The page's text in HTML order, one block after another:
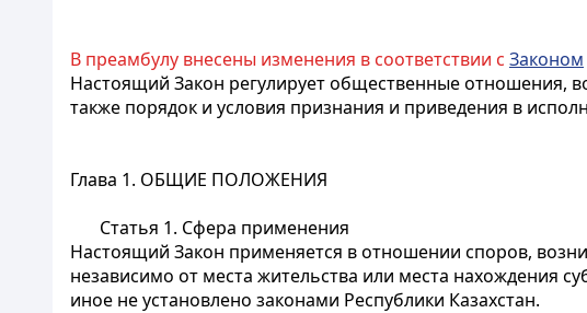
В преамбулу внесены изменения в соответствии с Законом
Настоящий Закон регулирует общественные отношения,
также порядок и условия признания и приведения в
Глава 1. ОБЩИЕ ПОЛОЖЕНИЯ
Статья 1. Сфера применения
Настоящий Закон применяется в отношении споров,
независимо от места жительства или места нахождения
иное не установлено законами Республики Казахстан.